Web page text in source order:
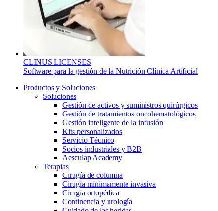
Encuentra tu trabajo
Descubre tus oportunidades profesionales en B. Braun.
Contacto
CLINUS LICENSES
Software para la gestión de la Nutrición Clínica Artificial
Productos y Soluciones
Soluciones
Gestión de activos y suministros quirúrgicos
Gestión de tratamientos oncohematológicos
Gestión inteligente de la infusión
Kits personalizados
Servicio Técnico
Socios industriales y B2B
Aesculap Academy
Terapias
Cirugía de columna
Cirugía mínimamente invasiva
Cirugía ortopédica
Continencia y urología